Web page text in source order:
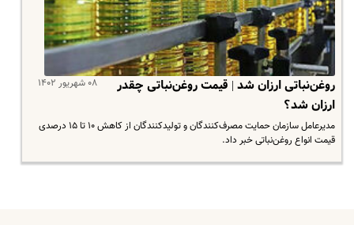
۰۸ شهریور ۱۴۰۲
روغن‌نباتی ارزان شد | قیمت روغن‌نباتی چقدر
ارزان شد؟
مدیرعامل سازمان حمایت مصرف‌کنندگان و تولیدکنندگان از کاهش ۱۰ تا ۱۵ درصدی
قیمت انواع روغن‌نباتی خبر داد.